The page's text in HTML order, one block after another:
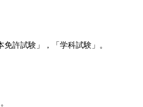
許試験」，「学科試験」。